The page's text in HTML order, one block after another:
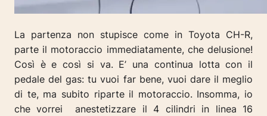
La partenza non stupisce come in Toyota CH-R,
parte il motoraccio immediatamente, che delusione!
Così è e così si va. E’ una continua lotta con il
pedale del gas: tu vuoi far bene, vuoi dare il meglio
di te, ma subito riparte il motoraccio. Insomma, io
che vorrei anestetizzare il 4 cilindri in linea 16